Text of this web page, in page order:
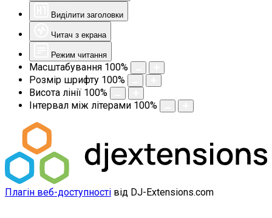
Виділити заголовки
Читач з екрана
Режим читання
Масштабування 100%
Розмір шрифту 100%
Висота лінії 100%
Інтервал між літерами 100%
Плагін веб-доступності від DJ-Extensions.com